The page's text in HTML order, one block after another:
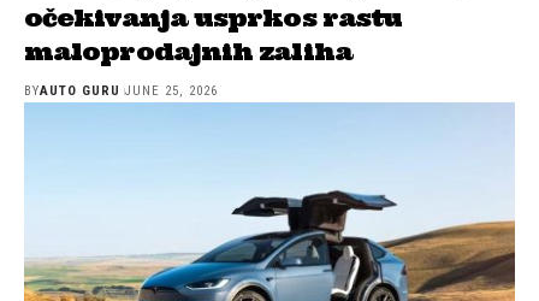
očekivanja usprkos rastu
maloprodajnih zaliha
BYAUTO GURU JUNE 25, 2026